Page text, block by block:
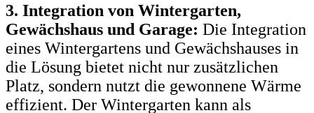
3. Integration von Wintergarten,
Gewächshaus und Garage: Die Integration
eines Wintergartens und Gewächshauses in
die Lösung bietet nicht nur zusätzlichen
Platz, sondern nutzt die gewonnene Wärme
effizient. Der Wintergarten kann als